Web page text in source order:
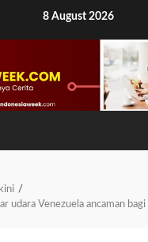
8 August 2026
udara Venezuela ancaman bagi